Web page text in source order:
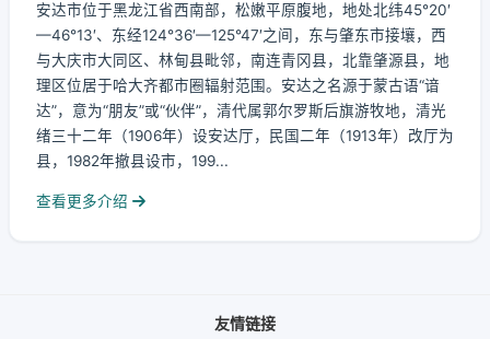
安达市位于黑龙江省西南部，松嫩平原腹地，地处北纬45°20′
—46°13′、东经124°36′—125°47′之间，东与肇东市接壤，西
与大庆市大同区、林甸县毗邻，南连青冈县，北靠肇源县，地
理区位居于哈大齐都市圈辐射范围。安达之名源于蒙古语“谙
达”，意为“朋友”或“伙伴”，清代属郭尔罗斯后旗游牧地，清光
绪三十二年（1906年）设安达厅，民国二年（1913年）改厅为
县，1982年撤县设市，199...
查看更多介绍
友情链接